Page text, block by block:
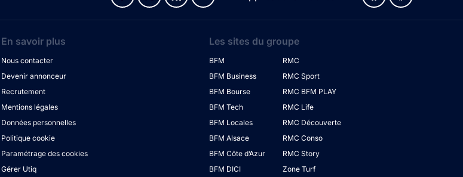
En savoir plus
Nous contacter
Devenir annonceur
Recrutement
Mentions légales
Données personnelles
Politique cookie
Paramétrage des cookies
Gérer Utiq
Les sites du groupe
BFM
BFM Business
BFM Bourse
BFM Tech
BFM Locales
BFM Alsace
BFM Côte d’Azur
BFM DICI
RMC
RMC Sport
RMC BFM PLAY
RMC Life
RMC Découverte
RMC Conso
RMC Story
Zone Turf